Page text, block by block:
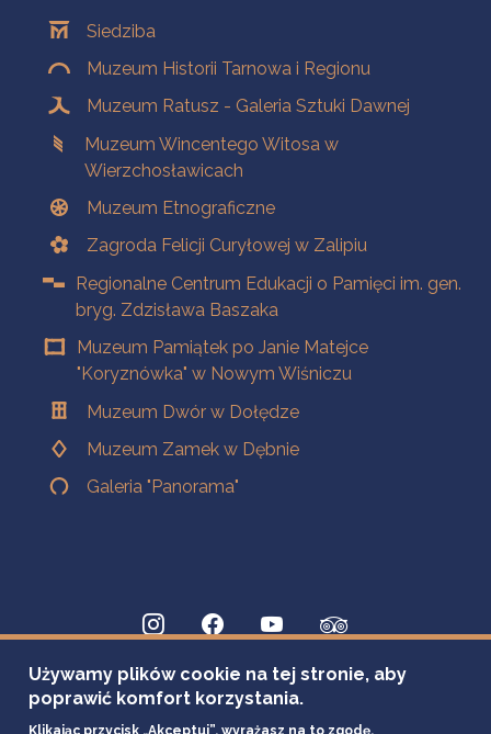
Siedziba
Muzeum Historii Tarnowa i Regionu
Muzeum Ratusz - Galeria Sztuki Dawnej
Muzeum Wincentego Witosa w
Wierzchosławicach
Muzeum Etnograficzne
Zagroda Felicji Curyłowej w Zalipiu
Regionalne Centrum Edukacji o Pamięci im. gen.
bryg. Zdzisława Baszaka
Muzeum Pamiątek po Janie Matejce
"Koryznówka" w Nowym Wiśniczu
Muzeum Dwór w Dołędze
Muzeum Zamek w Dębnie
Galeria "Panorama"
Używamy plików cookie na tej stronie, aby
poprawić komfort korzystania.
Klikając przycisk „Akceptuj”, wyrażasz na to zgodę.